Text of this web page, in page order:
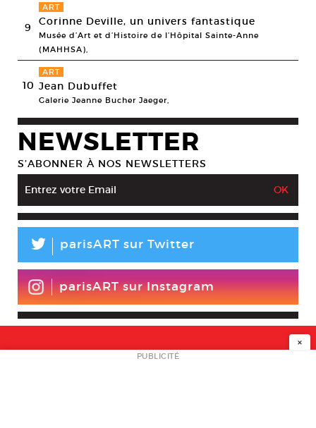
9
ART
Corinne Deville, un univers fantastique
Musée d’Art et d’Histoire de l’Hôpital Sainte-Anne
(MAHHSA),
10
ART
Jean Dubuffet
Galerie Jeanne Bucher Jaeger,
NEWSLETTER
S’ABONNER À NOS NEWSLETTERS
L parisART sur Twitter
parisART sur Instagram
NEWSLETTER
×
PUBLICITÉ